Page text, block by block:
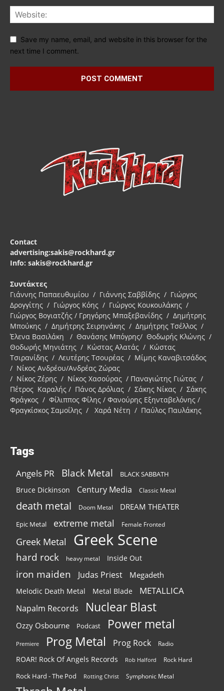
Save my name, email, and website in this browser for the
next time I comment.
Contact
advertising:sakis@rockhard.gr
Info: sakis@rockhard.gr
Συντάκτες
Γιάννης Παπαευθυμίου / Γιάννης Σαββίδης / Γιώργος
Δρογγίτης / Γιώργος Κόης / Γιώργος Κουκουλάκης /
Γιώργος Βογιατζής / Γρηγόρης Μπαξεβανίδης / Δημήτρης
Μπούκης / Δημήτρης Σειρηνάκης / Δημήτρης Τσέλλος /
Έλενα Βασιλάκη / Θανάσης Μπόγρης/ Θοδωρής Κλώνης /
Θοδωρής Μηνιάτης / Κώστας Αλατάς / Κώστας
Τσιρανίδης / Λευτέρης Τσουρέας / Μίμης Καναβιτσάδος
/ Νίκος Ανδρέου/Ανδρέας Ζώρας
/ Νίκος Ζέρης / Νίκος Χασούρας / Παναγιώτης Γιώτας /
Πέτρος Καραλής / Πάνος Δρόλιας / Σάκης Νίκας / Σάκης
Φράγκος / Φίλιππος Φίλης / Φανούρης Εξηνταβελόνης /
Φραγκίσκος Σαμοΐλης / Χαρά Νέτη / Παύλος Παυλάκης
Tags
Angels PR Black Metal BLACK SABBATH
Bruce Dickinson Century Media Classic Metal
death metal Doom Metal DREAM THEATER
Epic Metal extreme metal Female Fronted
Greek Metal Greek Scene
hard rock heavy metal Inside Out
iron maiden Judas Priest Megadeth
Melodic Death Metal Metal Blade METALLICA
Napalm Records Nuclear Blast
Ozzy Osbourne Podcast Power metal
Premiere Prog Metal Prog Rock Radio
ROAR! Rock Of Angels Records Rob Halford Rock Hard
Rock Hard - The Pod Rotting Christ Symphonic Metal